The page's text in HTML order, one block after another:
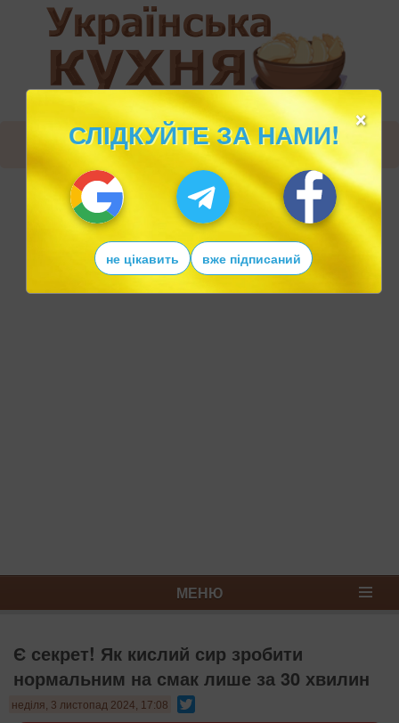
МЕНЮ
Є секрет! Як кислий сир зробити
нормальним на смак лише за 30 хвилин
неділя, 3 листопад 2024, 17:08
×
СЛІДКУЙТЕ ЗА НАМИ!
не цікавить вже підписаний